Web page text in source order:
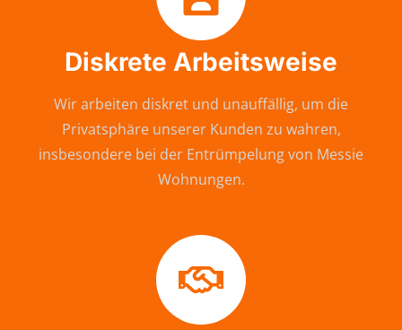
Diskrete Arbeitsweise
Wir arbeiten diskret und unauffällig, um die
Privatsphäre unserer Kunden zu wahren,
insbesondere bei der Entrümpelung von Messie
Wohnungen.